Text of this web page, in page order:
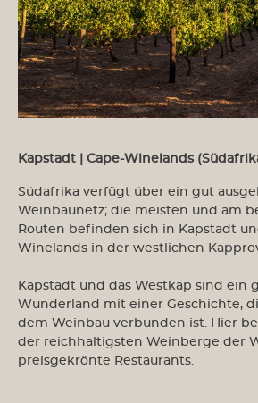
Kapstadt | Cape-Winelands
Südafrika verfügt über ein gut
Weinbaunetz; die meisten und am
Routen befinden sich in Kapstadt
Winelands in der westlichen
Kapstadt und das Westkap sind ein
Wunderland mit einer Geschichte,
dem Weinbau verbunden ist. Hier
der reichhaltigsten Weinberge der
preisgekrönte Restaurants.